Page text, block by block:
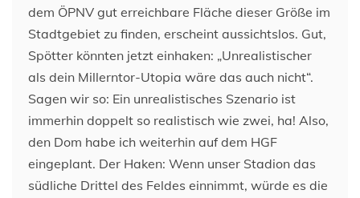
dem ÖPNV gut erreichbare Fläche dieser Größe im
Stadtgebiet zu finden, erscheint aussichtslos. Gut,
Spötter könnten jetzt einhaken: „Unrealistischer
als dein Millerntor-Utopia wäre das auch nicht“.
Sagen wir so: Ein unrealistisches Szenario ist
immerhin doppelt so realistisch wie zwei, ha! Also,
den Dom habe ich weiterhin auf dem HGF
eingeplant. Der Haken: Wenn unser Stadion das
südliche Drittel des Feldes einnimmt, würde es die